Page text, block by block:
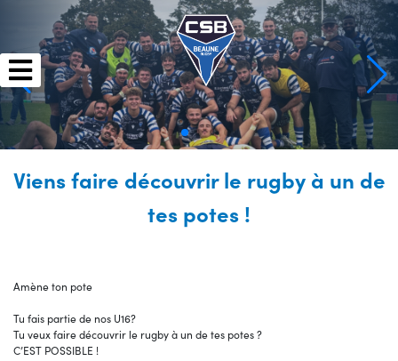
Viens faire découvrir le rugby à un de
tes potes !
Amène ton pote
Tu fais partie de nos U16?
Tu veux faire découvrir le rugby à un de tes potes ?
C’EST POSSIBLE !